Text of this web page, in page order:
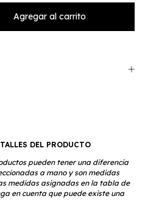
DEL PRODUCTO
pueden tener una diferencia
a mano y son medidas
medidas asignadas en la tabla de
en cuenta que puede existe una